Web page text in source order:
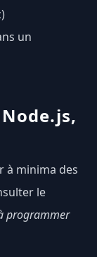
un
à minima des
le
programmer